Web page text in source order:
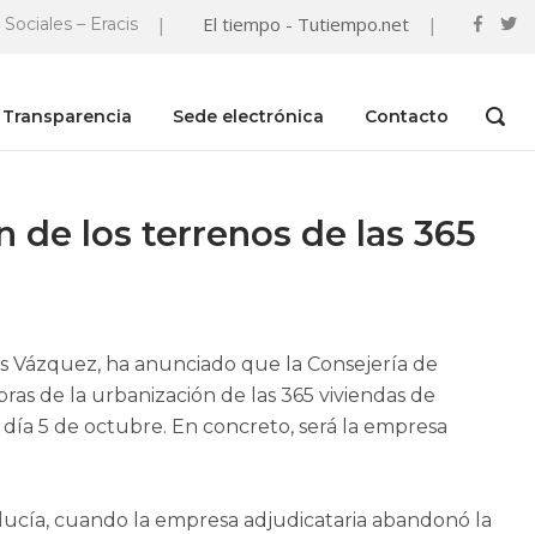
– Eracis | El tiempo - Tutiempo.net |
Transparencia Sede electrónica Contacto
OPEN
de los terrenos de las 365
Vázquez, ha anunciado que la Consejería de
de la urbanización de las 365 viviendas de
5 de octubre. En concreto, será la empresa
cuando la empresa adjudicataria abandonó la